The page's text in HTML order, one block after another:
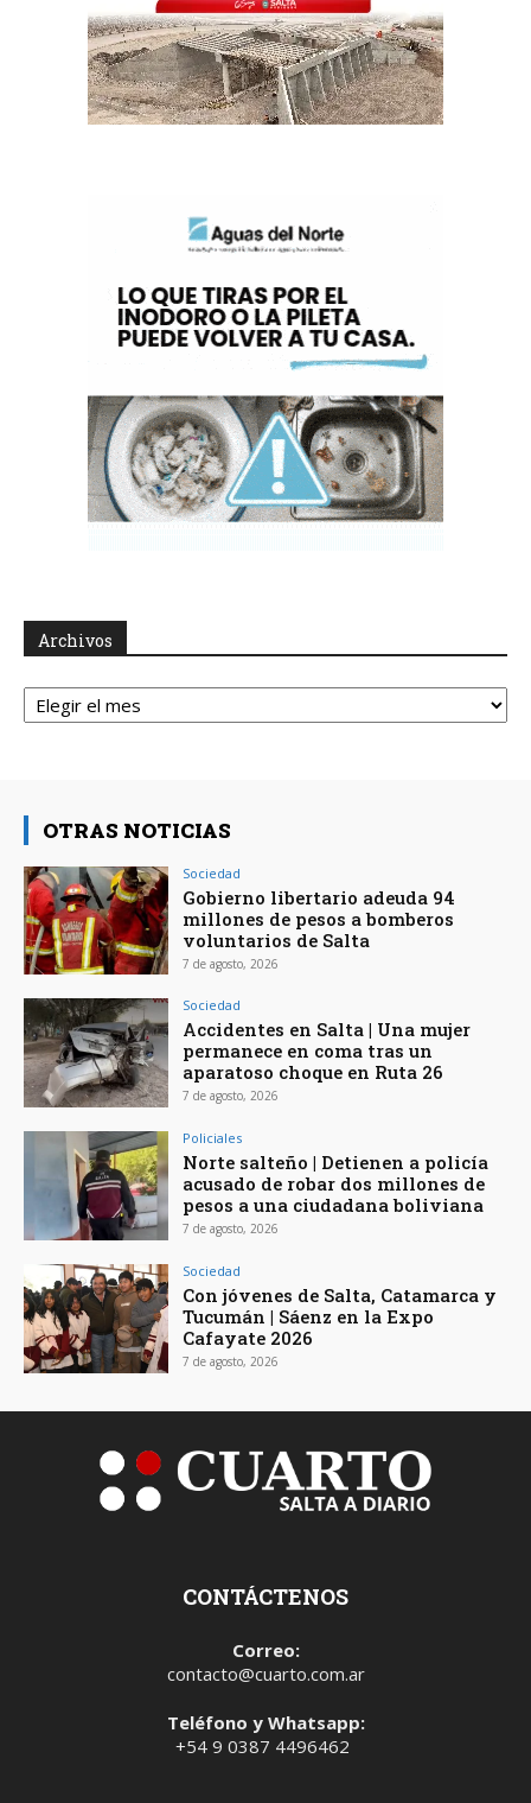
Archivos
Archivos
OTRAS NOTICIAS
Sociedad
Gobierno libertario adeuda 94
millones de pesos a bomberos
voluntarios de Salta
7 de agosto, 2026
Sociedad
Accidentes en Salta | Una mujer
permanece en coma tras un
aparatoso choque en Ruta 26
7 de agosto, 2026
Policiales
Norte salteño | Detienen a policía
acusado de robar dos millones de
pesos a una ciudadana boliviana
7 de agosto, 2026
Sociedad
Con jóvenes de Salta, Catamarca y
Tucumán | Sáenz en la Expo
Cafayate 2026
7 de agosto, 2026
CONTÁCTENOS
Correo:
contacto@cuarto.com.ar
Teléfono y Whatsapp:
+54 9 0387 4496462